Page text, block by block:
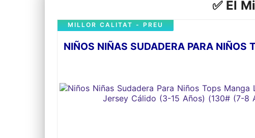
✅ El
NIÑOS NIÑAS SUDADERA PARA
MILLOR CALITAT - PREU